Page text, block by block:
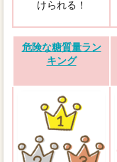
けられる！
危険な糖質量ラン
キング